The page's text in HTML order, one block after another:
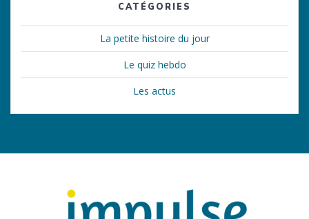
CATÉGORIES
La petite histoire du jour
Le quiz hebdo
Les actus